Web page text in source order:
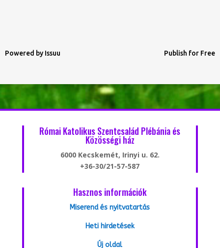
Powered by Issuu Publish for Free
Római Katolikus Szentcsalád Plébánia és
Közösségi ház
6000 Kecskemét, Irinyi u. 62.
+36-30/21-57-587
Hasznos információk
Miserend és nyitvatartás
Heti hirdetések
Új oldal